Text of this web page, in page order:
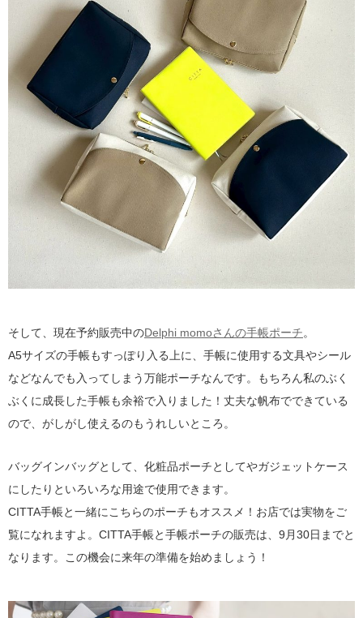
そして、現在予約販売中のDelphi momoさんの手帳ポーチ。
A5サイズの手帳もすっぽり入る上に、手帳に使用する文具やシール
などなんでも入ってしまう万能ポーチなんです。もちろん私のぶく
ぶくに成長した手帳も余裕で入りました！丈夫な帆布でできている
ので、がしがし使えるのもうれしいところ。
バッグインバッグとして、化粧品ポーチとしてやガジェットケース
にしたりといろいろな用途で使用できます。
CITTA手帳と一緒にこちらのポーチもオススメ！お店では実物をご
覧になれますよ。CITTA手帳と手帳ポーチの販売は、9月30日までと
なります。この機会に来年の準備を始めましょう！